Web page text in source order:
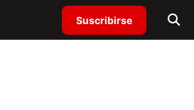
Suscribirse